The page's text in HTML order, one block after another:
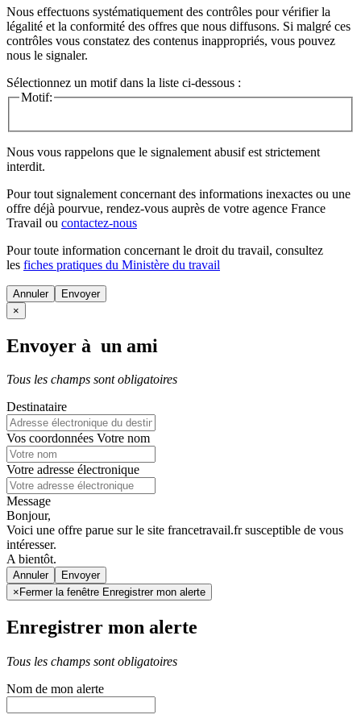
Nous effectuons systématiquement des contrôles pour vérifier la
légalité et la conformité des offres que nous diffusons. Si malgré ces
contrôles vous constatez des contenus inappropriés, vous pouvez
nous le signaler.
Sélectionnez un motif dans la liste ci-dessous :
Motif:
Nous vous rappelons que le signalement abusif est strictement
interdit.
Pour tout signalement concernant des informations inexactes ou une
offre déjà pourvue, rendez-vous auprès de votre agence France
Travail ou contactez-nous
Pour toute information concernant le droit du travail, consultez
les fiches pratiques du Ministère du travail
Annuler
×
Envoyer à un ami
Tous les champs sont obligatoires
Destinataire
Vos coordonnées Votre nom
Votre adresse électronique
Message
Bonjour,
Voici une offre parue sur le site francetravail.fr susceptible de vous
intéresser.
A bientôt.
Annuler
× Fermer la fenêtre Enregistrer mon alerte
Enregistrer mon alerte
Tous les champs sont obligatoires
Nom de mon alerte